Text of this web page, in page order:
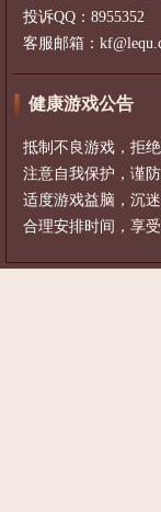
投诉QQ：8955352
客服邮箱：
健康游戏公告
抵制不良游戏，拒绝
注意自我保护，谨防
适度游戏益脑，沉迷
合理安排时间，享受